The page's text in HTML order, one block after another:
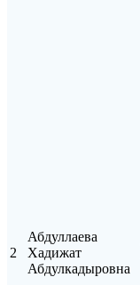
2
Абдуллаева
Хадижат
Абдулкадыровна